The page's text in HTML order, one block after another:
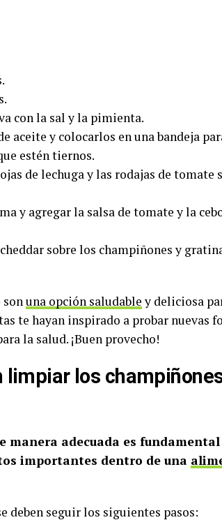
con la sal y la pimienta.
aceite y colocarlos en una bandeja
estén tiernos.
de lechuga y las rodajas de tomate
y agregar la salsa de tomate y la
sobre los champiñones y
una opción saludabley deliciosa
te hayan inspirado a probar nuevas
la salud. ¡Buen provecho!
limpiar los
adecuada es
importantes dentro de una
deben seguir los siguientes pasos: